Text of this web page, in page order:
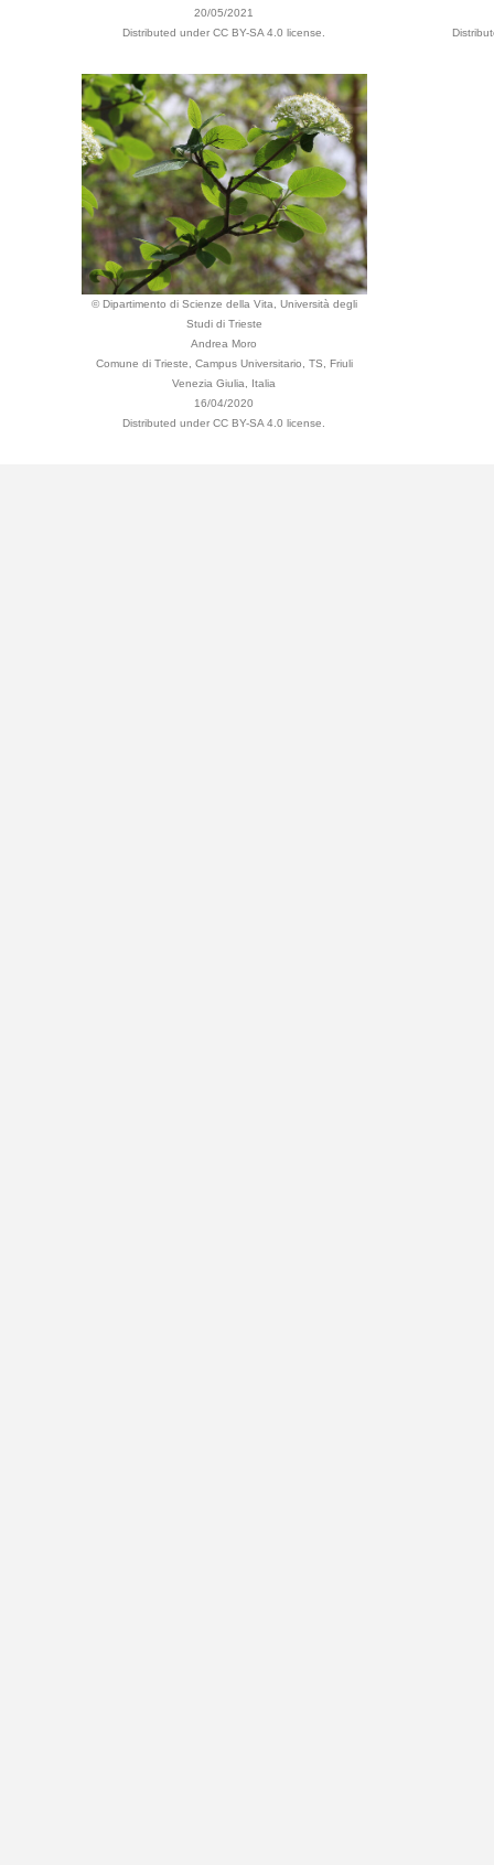
20/05/2021
Distributed under CC BY-SA 4.0 license.
© Dipartimento di Scienze della Vita, Università degli
Studi di Trieste
Andrea Moro
Comune di Trieste, Campus Universitario, TS, Friuli
Venezia Giulia, Italia
16/04/2020
Distributed under CC BY-SA 4.0 license.